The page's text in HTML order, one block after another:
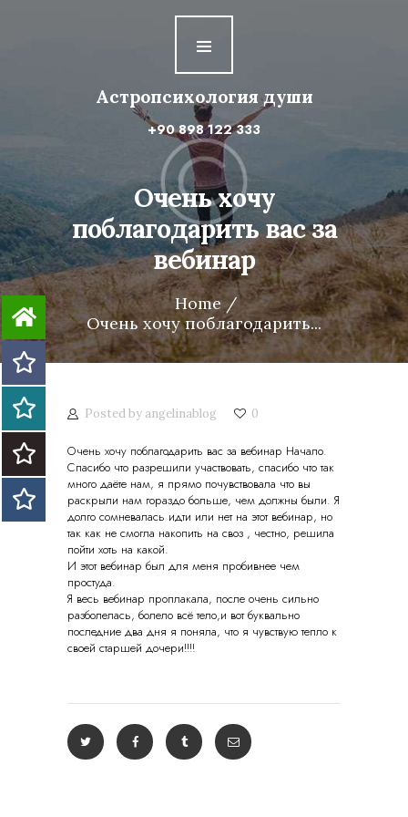
Астропсихология души
+90 898 122 333
Очень хочу
поблагодарить вас за
вебинар
Home
Очень хочу поблагодарить...
Астропсихология
Первая ступень
Вторая ступень
Третья ступень
Четвертая ступень
Posted by angelinablog 0
Очень хочу поблагодарить вас за вебинар Начало.
Спасибо что разрешили участвовать, спасибо что так
много даёте нам, я прямо почувствовала что вы
раскрыли нам гораздо больше, чем должны были. Я
долго сомневалась идти или нет на этот вебинар, но
так как не смогла накопить на своз , честно, решила
пойти хоть на какой.
И этот вебинар был для меня пробивнее чем
простуда.
Я весь вебинар проплакала, после очень сильно
разболелась, болело всё тело,и вот буквально
последние два дня я поняла, что я чувствую тепло к
своей старшей дочери!!!!